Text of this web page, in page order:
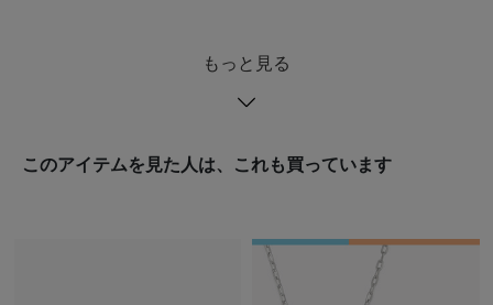
もっと見る
このアイテムを見た人は、これも買っています